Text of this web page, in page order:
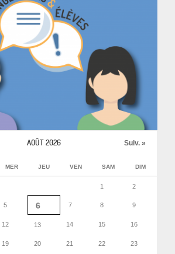
AOÛT 2026 Suiv. »
MER JEU VEN SAM DIM
1 2
5 6 7 8 9
12 13 14 15 16
19 20 21 22 23